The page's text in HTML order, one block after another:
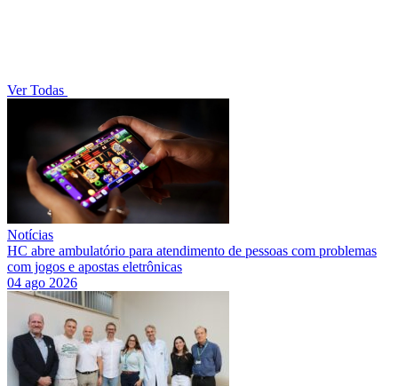
Ver Todas
Notícias
HC abre ambulatório para atendimento de pessoas com problemas
com jogos e apostas eletrônicas
04 ago 2026